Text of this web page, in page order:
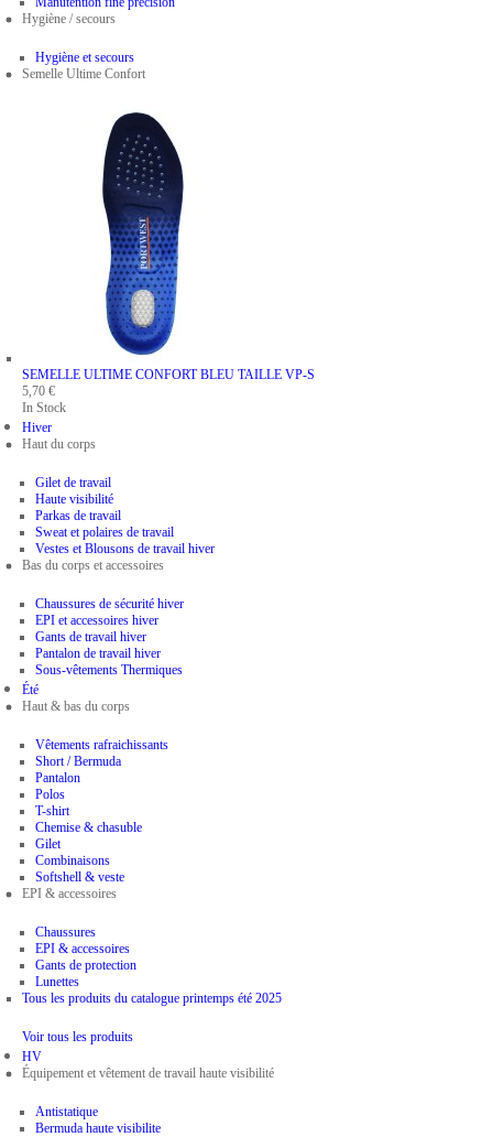
Hygiène / secours
Hygiène et secours
Semelle Ultime Confort
SEMELLE ULTIME CONFORT BLEU TAILLE VP-S
5,70 €
In Stock
Hiver
Haut du corps
Gilet de travail
Haute visibilité
Parkas de travail
Sweat et polaires de travail
Vestes et Blousons de travail hiver
Bas du corps et accessoires
Chaussures de sécurité hiver
EPI et accessoires hiver
Gants de travail hiver
Pantalon de travail hiver
Sous-vêtements Thermiques
Été
Haut & bas du corps
Vêtements rafraichissants
Short / Bermuda
Pantalon
Polos
T-shirt
Chemise & chasuble
Gilet
Combinaisons
Softshell & veste
EPI & accessoires
Chaussures
EPI & accessoires
Gants de protection
Lunettes
Tous les produits du catalogue printemps été 2025
Voir tous les produits
HV
Équipement et vêtement de travail haute visibilité
Antistatique
Bermuda haute visibilite